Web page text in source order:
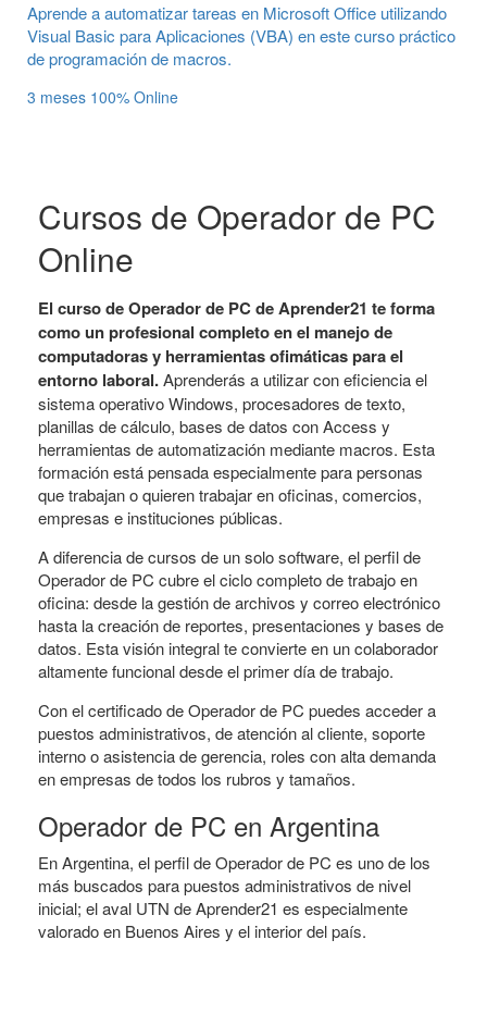
Aprende a automatizar tareas en Microsoft Office utilizando
Visual Basic para Aplicaciones (VBA) en este curso práctico
de programación de macros.
3 meses 100% Online
Cursos de Operador de PC
Online
El curso de Operador de PC de Aprender21 te forma
como un profesional completo en el manejo de
computadoras y herramientas ofimáticas para el
entorno laboral.Aprenderás a utilizar con eficiencia el
sistema operativo Windows, procesadores de texto,
planillas de cálculo, bases de datos con Access y
herramientas de automatización mediante macros. Esta
formación está pensada especialmente para personas
que trabajan o quieren trabajar en oficinas, comercios,
empresas e instituciones públicas.
A diferencia de cursos de un solo software, el perfil de
Operador de PC cubre el ciclo completo de trabajo en
oficina: desde la gestión de archivos y correo electrónico
hasta la creación de reportes, presentaciones y bases de
datos. Esta visión integral te convierte en un colaborador
altamente funcional desde el primer día de trabajo.
Con el certificado de Operador de PC puedes acceder a
puestos administrativos, de atención al cliente, soporte
interno o asistencia de gerencia, roles con alta demanda
en empresas de todos los rubros y tamaños.
Operador de PC en Argentina
En Argentina, el perfil de Operador de PC es uno de los
más buscados para puestos administrativos de nivel
inicial; el aval UTN de Aprender21 es especialmente
valorado en Buenos Aires y el interior del país.